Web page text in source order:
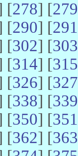
[278] [279
[290] [291
[302] [303
[314] [315
[326] [327
[338] [339
[350] [351
[362] [363